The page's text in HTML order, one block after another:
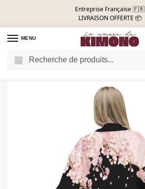
Entreprise Française 🇫🇷
LIVRAISON OFFERTE 📦
MENU
/ Kimono Femme / Kimono Court Femme